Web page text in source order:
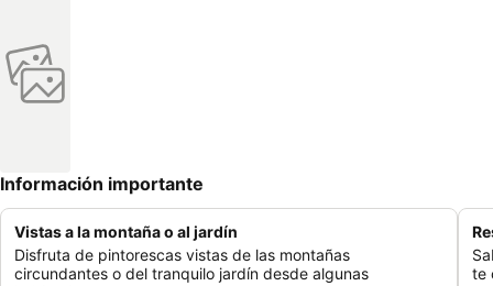
Información importante
Vistas a la montaña o al jardín
Disfruta de pintorescas vistas de las montañas
circundantes o del tranquilo jardín desde algunas
te